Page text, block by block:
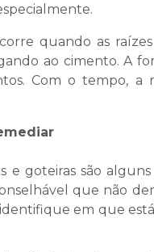
quando as
ao cimento. A
Com o tempo,
e goteiras são
que não
em que